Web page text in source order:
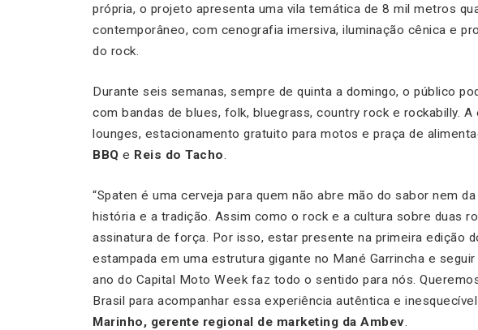
própria, o projeto apresenta uma vila temática de 8 mil metros
contemporâneo, com cenografia imersiva, iluminação cênica e
do rock.
Durante seis semanas, sempre de quinta a domingo, o público
com bandas de blues, folk, bluegrass, country rock e rockabilly.
lounges, estacionamento gratuito para motos e praça de
BBQ e Reis do Tacho.
“Spaten é uma cerveja para quem não abre mão do sabor nem
história e a tradição. Assim como o rock e a cultura sobre duas
assinatura de força. Por isso, estar presente na primeira edição
estampada em uma estrutura gigante no Mané Garrincha e
ano do Capital Moto Week faz todo o sentido para nós.
Brasil para acompanhar essa experiência autêntica e
Marinho, gerente regional de marketing da Ambev.